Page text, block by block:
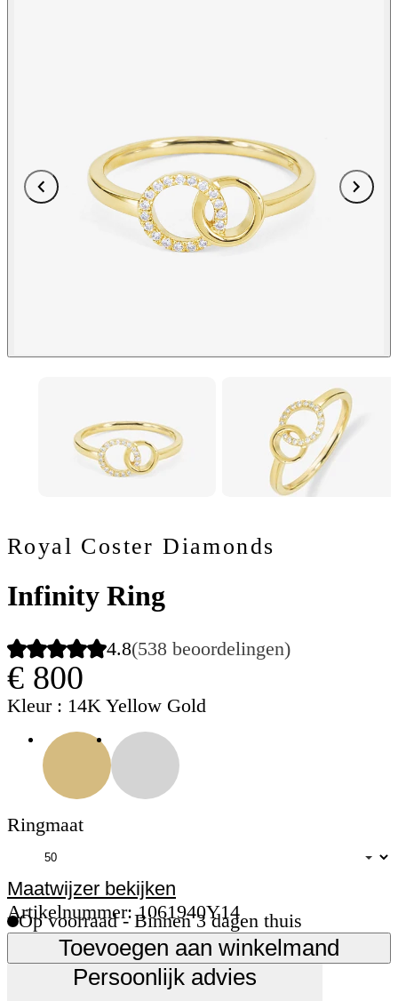
Royal Coster Diamonds
Infinity Ring
4.8(538 beoordelingen)
€ 800
Kleur : 14K Yellow Gold
Ringmaat
Maatwijzer bekijken
Artikelnummer: 1061940Y14
Op voorraad - Binnen 3 dagen thuis
Toevoegen aan winkelmand
Persoonlijk advies